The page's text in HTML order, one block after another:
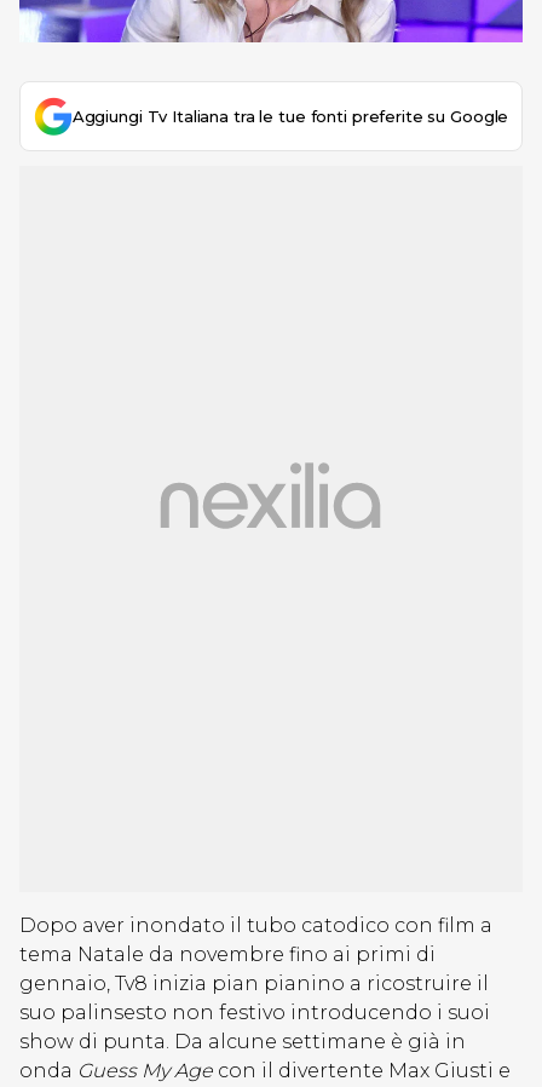
Aggiungi Tv Italiana tra le tue fonti preferite su Google
Dopo aver inondato il tubo catodico con film a
tema Natale da novembre fino ai primi di
gennaio, Tv8 inizia pian pianino a ricostruire il
suo palinsesto non festivo introducendo i suoi
show di punta. Da alcune settimane è già in
onda Guess My Age con il divertente Max Giusti e